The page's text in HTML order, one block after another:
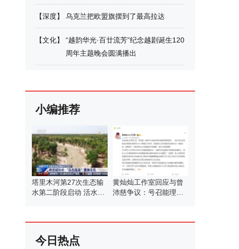
【深度】 乌克兰把欧盟旗摆到了最高拉达
【文化】
“越韵华光·百廿流芳”纪念越剧诞生120
周年主题晚会圆满播出
小编推荐
塔里木河第27次生态输
水第二阶段启动 活水滋
黄灿灿工作室回应与曾
沛慈争议：号召能理智
今日热点